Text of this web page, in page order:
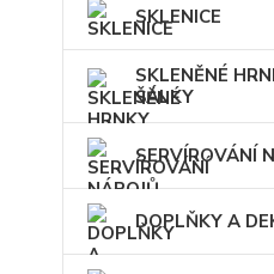
SKLENICE
SKLENĚNÉ
ŠÁLKY
SERVÍROVÁNÍ
DOPLŇKY A